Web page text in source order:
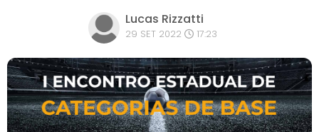
Lucas Rizzatti
29 SET 2022 17:23